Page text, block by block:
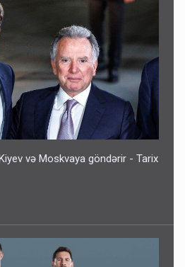
və Moskvaya göndərir - Tarix